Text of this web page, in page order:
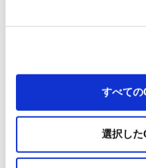
すべて
選択し
「和紙布」。そ